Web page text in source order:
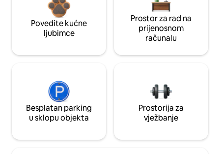
Povedite kućne
ljubimce
Prostor za rad na
prijenosnom
računalu
Besplatan parking
u sklopu objekta
Prostorija za
vježbanje